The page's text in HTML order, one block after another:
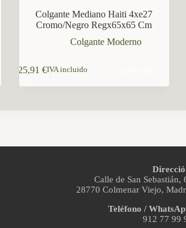
Colgante Mediano Haiti 4xe27
Cromo/Negro Regx65x65 Cm
Colgante Moderno
125,91€IVA incluido
Calle de San Sebastián,
28770 Colmenar Viejo,
Teléfono /
912 77 99